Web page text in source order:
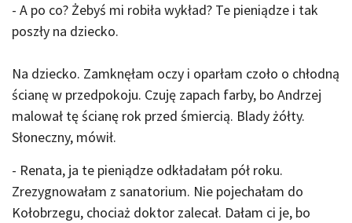
- A po co? Żebyś mi robiła wykład? Te pieniądze i tak
poszły na dziecko.
Na dziecko. Zamknęłam oczy i oparłam czoło o chłodną
ścianę w przedpokoju. Czuję zapach farby, bo Andrzej
malował tę ścianę rok przed śmiercią. Blady żółty.
Słoneczny, mówił.
- Renata, ja te pieniądze odkładałam pół roku.
Zrezygnowałam z sanatorium. Nie pojechałam do
Kołobrzegu, chociaż doktor zalecał. Dałam ci je, bo